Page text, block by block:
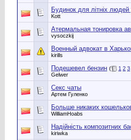
Будинок для літніх
Kott
Атермальная тонировка
vysoczkij
Военный адвокат в
kirills
Подешевел бензин ( 1 2 3
Gelwer
Секс чаты
Артем Гуленко
Больше никаких
WilliamHoabs
Надійність композитних
kiriwka